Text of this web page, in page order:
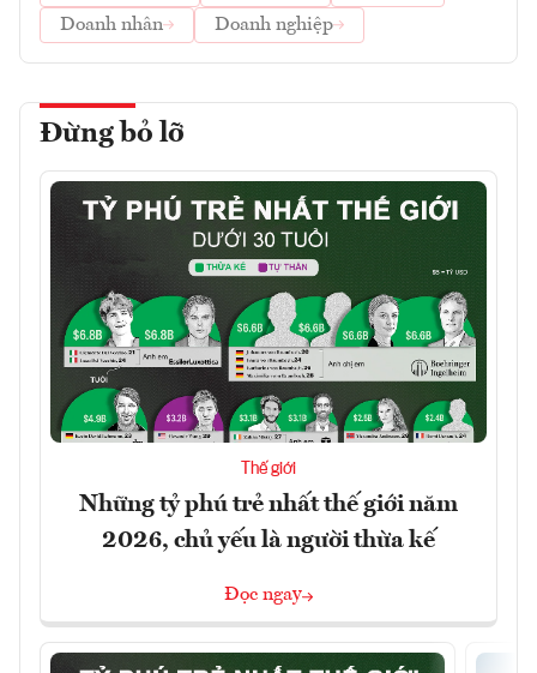
Doanh nhân
Doanh nghiệp
Đừng bỏ lỡ
Thế giới
Những tỷ phú trẻ nhất thế giới năm
2026, chủ yếu là người thừa kế
Đọc ngay